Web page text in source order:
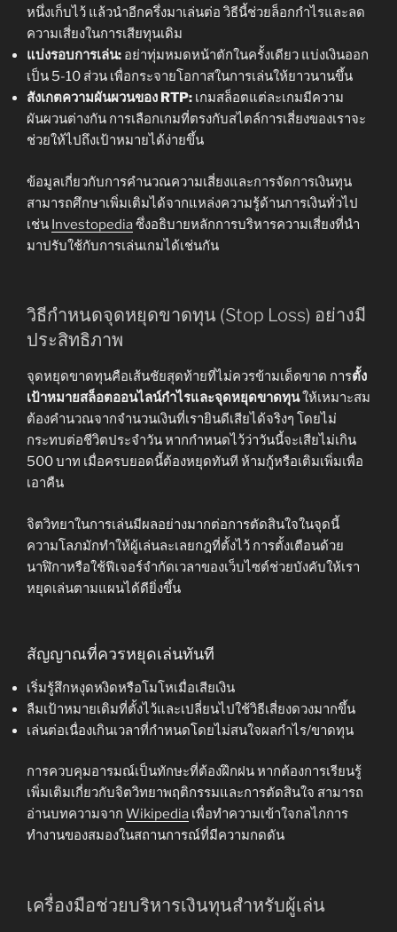
หนึ่งเก็บไว้ แล้วนำอีกครึ่งมาเล่นต่อ วิธีนี้ช่วยล็อกกำไรและลด
ความเสี่ยงในการเสียทุนเดิม
แบ่งรอบการเล่น: อย่าทุ่มหมดหน้าตักในครั้งเดียว แบ่งเงินออก
เป็น 5-10 ส่วน เพื่อกระจายโอกาสในการเล่นให้ยาวนานขึ้น
สังเกตความผันผวนของ RTP: เกมสล็อตแต่ละเกมมีความ
ผันผวนต่างกัน การเลือกเกมที่ตรงกับสไตล์การเสี่ยงของเราจะ
ช่วยให้ไปถึงเป้าหมายได้ง่ายขึ้น
ข้อมูลเกี่ยวกับการคำนวณความเสี่ยงและการจัดการเงินทุน
สามารถศึกษาเพิ่มเติมได้จากแหล่งความรู้ด้านการเงินทั่วไป
เช่น Investopediaซึ่งอธิบายหลักการบริหารความเสี่ยงที่นำ
มาปรับใช้กับการเล่นเกมได้เช่นกัน
วิธีกำหนดจุดหยุดขาดทุน (Stop Loss) อย่างมี
ประสิทธิภาพ
จุดหยุดขาดทุนคือเส้นชัยสุดท้ายที่ไม่ควรข้ามเด็ดขาด การตั้ง
เป้าหมายสล็อตออนไลน์กำไรและจุดหยุดขาดทุนให้เหมาะสม
ต้องคำนวณจากจำนวนเงินที่เรายินดีเสียได้จริงๆ โดยไม่
กระทบต่อชีวิตประจำวัน หากกำหนดไว้ว่าวันนี้จะเสียไม่เกิน
500 บาท เมื่อครบยอดนี้ต้องหยุดทันที ห้ามกู้หรือเติมเพิ่มเพื่อ
เอาคืน
จิตวิทยาในการเล่นมีผลอย่างมากต่อการตัดสินใจในจุดนี้
ความโลภมักทำให้ผู้เล่นละเลยกฎที่ตั้งไว้ การตั้งเตือนด้วย
นาฬิกาหรือใช้ฟีเจอร์จำกัดเวลาของเว็บไซต์ช่วยบังคับให้เรา
หยุดเล่นตามแผนได้ดียิ่งขึ้น
สัญญาณที่ควรหยุดเล่นทันที
เริ่มรู้สึกหงุดหงิดหรือโมโหเมื่อเสียเงิน
ลืมเป้าหมายเดิมที่ตั้งไว้และเปลี่ยนไปใช้วิธีเสี่ยงดวงมากขึ้น
เล่นต่อเนื่องเกินเวลาที่กำหนดโดยไม่สนใจผลกำไร/ขาดทุน
การควบคุมอารมณ์เป็นทักษะที่ต้องฝึกฝน หากต้องการเรียนรู้
เพิ่มเติมเกี่ยวกับจิตวิทยาพฤติกรรมและการตัดสินใจ สามารถ
อ่านบทความจาก Wikipedia เพื่อทำความเข้าใจกลไกการ
ทำงานของสมองในสถานการณ์ที่มีความกดดัน
เครื่องมือช่วยบริหารเงินทุนสำหรับผู้เล่น